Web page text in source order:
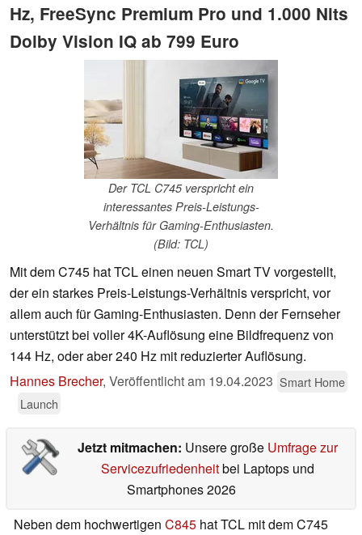
Hz, FreeSync Premium Pro und 1.000 Nits
Dolby Vision IQ ab 799 Euro
Der TCL C745 verspricht ein
interessantes Preis-Leistungs-
Verhältnis für Gaming-Enthusiasten.
(Bild: TCL)
Mit dem C745 hat TCL einen neuen Smart TV vorgestellt,
der ein starkes Preis-Leistungs-Verhältnis verspricht, vor
allem auch für Gaming-Enthusiasten. Denn der Fernseher
unterstützt bei voller 4K-Auflösung eine Bildfrequenz von
144 Hz, oder aber 240 Hz mit reduzierter Auflösung.
Hannes Brecher, Veröffentlicht am 19.04.2023 Smart Home
Launch
Jetzt mitmachen: Unsere große Umfrage zur
Servicezufriedenheitbei Laptops und
Smartphones 2026
Neben dem hochwertigen C845 hat TCL mit dem C745